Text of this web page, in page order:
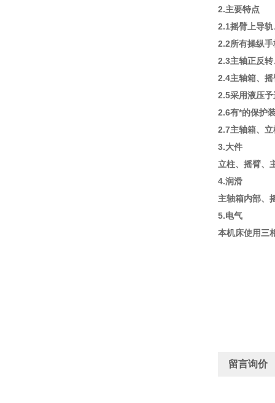
2.主要特点
2.1摇臂上导
2.2所有操纵
2.3主轴正反
2.4主轴箱、
2.5采用液压
2.6有*的保护
2.7主轴箱、
3.大件
立柱、摇臂、
4.润滑
主轴箱内部、
5.电气
本机床使用三
留言询价